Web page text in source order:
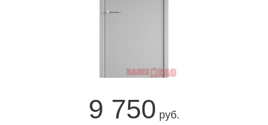
9 750 руб.